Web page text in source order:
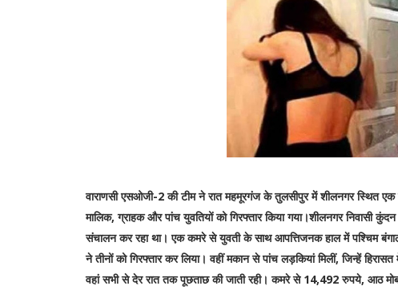
वाराणसी एसओजी-2 की टीम ने रात महमूरगंज के तुलसीपुर में शीलनगर स्थित
मालिक, ग्राहक और पांच युवतियों को गिरफ्तार किया गया।शीलनगर निवासी
संचालन कर रहा था। एक कमरे से युवती के साथ आपत्तिजनक हाल में पश्चिम
ने तीनों को गिरफ्तार कर लिया। वहीं मकान से पांच लड़कियां मिलीं, जिन्हें
वहां सभी से देर रात तक पूछताछ की जाती रही। कमरे से 14,492 रुपये, आठ